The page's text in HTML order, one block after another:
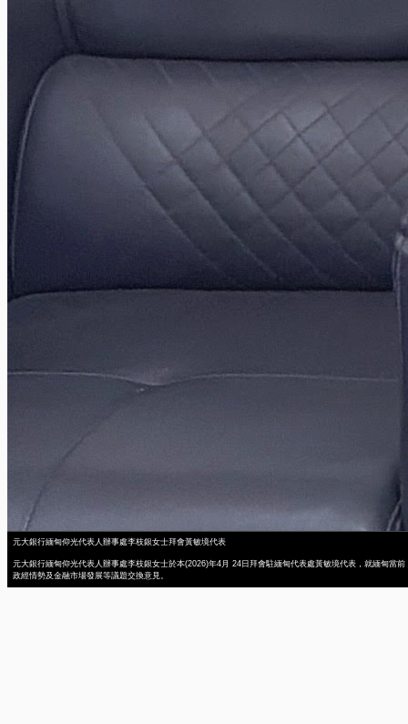
元大銀行緬甸仰光代表人辦事處李枝銀女士拜會黃敏境代表
元大銀行緬甸仰光代表人辦事處李枝銀女士於本(2026)年4月 24日拜會駐緬甸代表處黃敏境代表，就緬甸當前
政經情勢及金融市場發展等議題交換意見。